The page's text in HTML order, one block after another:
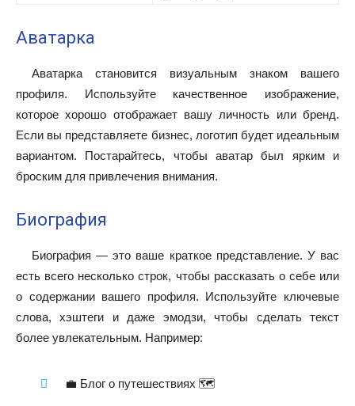
Аватарка
Аватарка становится визуальным знаком вашего
профиля. Используйте качественное изображение,
которое хорошо отображает вашу личность или бренд.
Если вы представляете бизнес, логотип будет идеальным
вариантом. Постарайтесь, чтобы аватар был ярким и
броским для привлечения внимания.
Биография
Биография — это ваше краткое представление. У вас
есть всего несколько строк, чтобы рассказать о себе или
о содержании вашего профиля. Используйте ключевые
слова, хэштеги и даже эмодзи, чтобы сделать текст
более увлекательным. Например:
💼 Блог о путешествиях 🗺️